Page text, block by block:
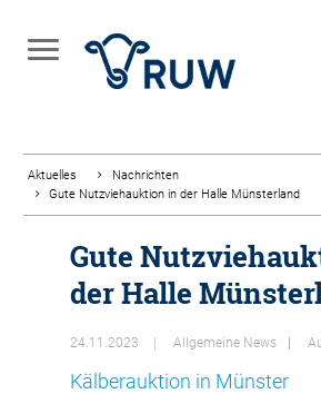
Aktuelles
Nachrichten
Gute Nutzviehauktion in der Halle Münsterland
Gute
der Halle
24.11.2023 Allgemeine News
Kälberauktion in Münster